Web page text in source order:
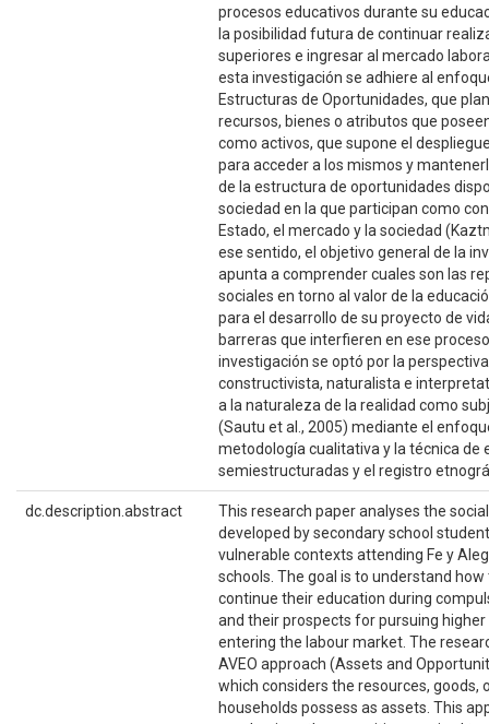
procesos educativos durante su
la posibilidad futura de continuar
superiores e ingresar al mercado
esta investigación se adhiere al
Estructuras de Oportunidades, que
recursos, bienes o atributos que
como activos, que supone el
para acceder a los mismos y
de la estructura de oportunidades
sociedad en la que participan como
Estado, el mercado y la sociedad
ese sentido, el objetivo general de la
apunta a comprender cuales son las
sociales en torno al valor de la
para el desarrollo de su proyecto de
barreras que interfieren en ese
investigación se optó por la
constructivista, naturalista e
a la naturaleza de la realidad como
(Sautu et al., 2005) mediante el
metodología cualitativa y la técnica de
semiestructuradas y el registro
dc.description.abstract
This research paper analyses the
developed by secondary school
vulnerable contexts attending Fe y
schools. The goal is to understand
continue their education during
and their prospects for pursuing
entering the labour market. The
AVEO approach (Assets and
which considers the resources, goods,
households possess as assets. This